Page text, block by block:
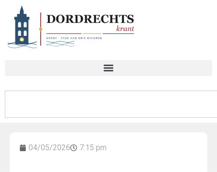
04/05/2026 7:15 pm